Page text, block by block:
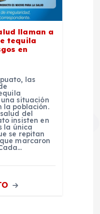
llaman a
tequila
en
las
situación
la población.
del
insisten en
la única
se repitan
marcaron